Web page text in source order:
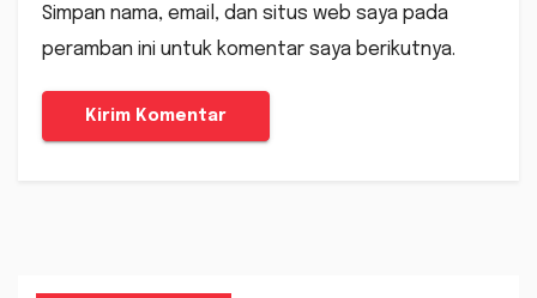
Simpan nama, email, dan situs web saya pada
peramban ini untuk komentar saya berikutnya.